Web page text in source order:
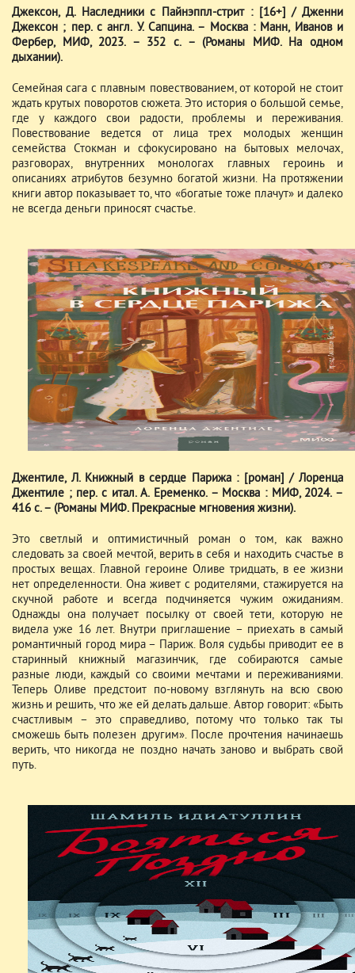
Джексон, Д. Наследники с Пайнэппл-стрит : [16+] / Дженни
Джексон ; пер. с англ. У. Сапцина. – Москва : Манн, Иванов и
Фербер, МИФ, 2023. – 352 с. – (Романы МИФ. На одном
дыхании).
Семейная сага с плавным повествованием, от которой не стоит
ждать крутых поворотов сюжета. Это история о большой семье,
где у каждого свои радости, проблемы и переживания.
Повествование ведется от лица трех молодых женщин
семейства Стокман и сфокусировано на бытовых мелочах,
разговорах, внутренних монологах главных героинь и
описаниях атрибутов безумно богатой жизни. На протяжении
книги автор показывает то, что «богатые тоже плачут» и далеко
не всегда деньги приносят счастье.
Джентиле, Л. Книжный в сердце Парижа : [роман] / Лоренца
Джентиле ; пер. с итал. А. Еременко. – Москва : МИФ, 2024. –
416 с. – (Романы МИФ. Прекрасные мгновения жизни).
Это светлый и оптимистичный роман о том, как важно
следовать за своей мечтой, верить в себя и находить счастье в
простых вещах. Главной героине Оливе тридцать, в ее жизни
нет определенности. Она живет с родителями, стажируется на
скучной работе и всегда подчиняется чужим ожиданиям.
Однажды она получает посылку от своей тети, которую не
видела уже 16 лет. Внутри приглашение – приехать в самый
романтичный город мира – Париж. Воля судьбы приводит ее в
старинный книжный магазинчик, где собираются самые
разные люди, каждый со своими мечтами и переживаниями.
Теперь Оливе предстоит по-новому взглянуть на всю свою
жизнь и решить, что же ей делать дальше. Автор говорит: «Быть
счастливым – это справедливо, потому что только так ты
сможешь быть полезен другим». После прочтения начинаешь
верить, что никогда не поздно начать заново и выбрать свой
путь.